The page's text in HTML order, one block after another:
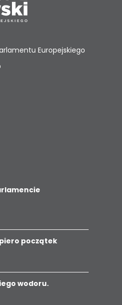
Europejskiego
początek
wodoru.